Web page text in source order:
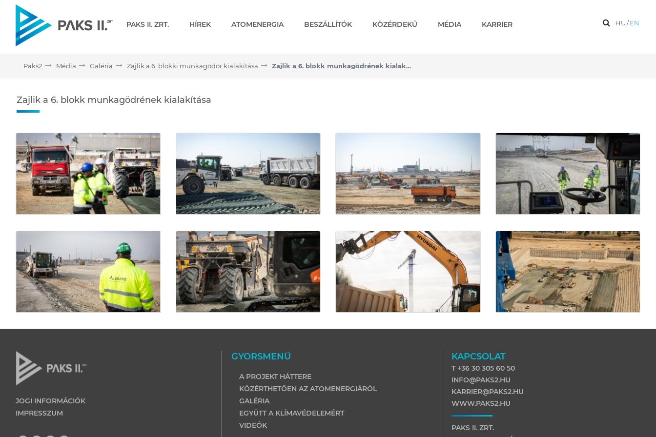
PAKS II. ZRT. HÍREK ATOMENERGIA BESZÁLLÍTÓK KÖZÉRDEKŰ MÉDIA KARRIER HU/EN
Paks2 Média Galéria Zajlik a 6. blokki munkagödör kialakítása Zajlik a 6. blokk munkagödrének kialakítása
Zajlik a 6. blokk munkagödrének kialakítása
JOGI INFORMÁCIÓK
IMPRESSZUM
GYORSMENÜ
A PROJEKT HÁTTERE
KÖZÉRTHETŐEN AZ ATOMENERGIÁRÓL
GALÉRIA
EGYÜTT A KLÍMAVÉDELEMÉRT
VIDEÓK
KAPCSOLAT
T +36 30 305 60 50
INFO@PAKS2.HU
KARRIER@PAKS2.HU
WWW.PAKS2.HU
PAKS II. ZRT.